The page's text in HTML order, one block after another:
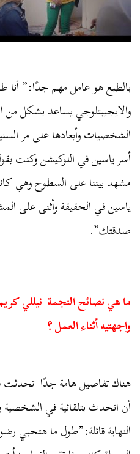
بالطبع هو عامل مهم جدًا:”
والايجيبتلوجي يساعد بشكل من
الشخصيات وأبعادها على مر
أسر ياسين في اللوكيشن وكنت
مشهد بيننا على السطوح وهي
ياسين في الحقيقة وأثنى على
صدقتك”.
ما هي نصائح النجمة نيللي
واجهتيهأثناءالعمل ؟
هناك تفاصيل هامة جدًا تحدثت
أن اتحدث بتلقائية في
النهاية قائلة:”طول ما